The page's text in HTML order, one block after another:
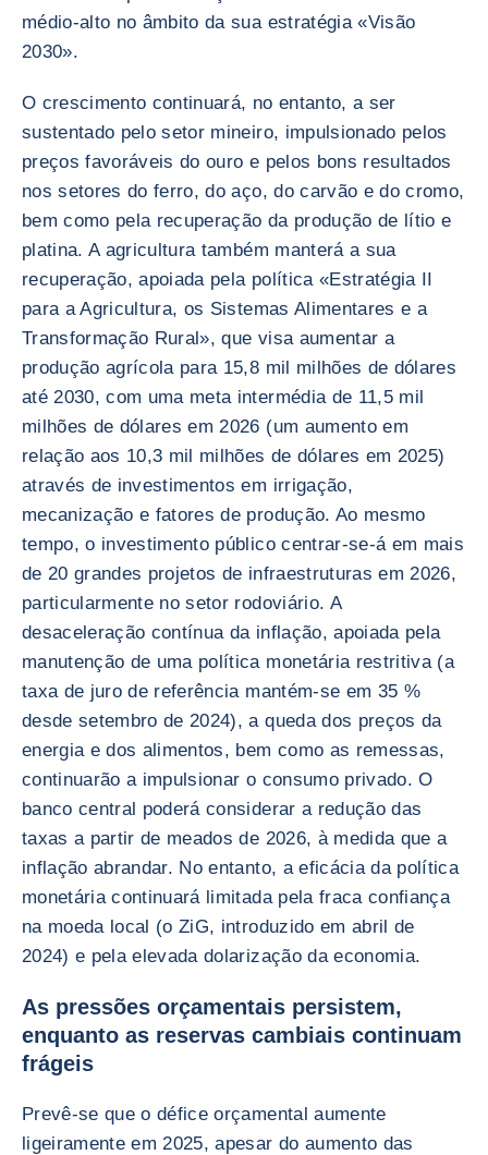
médio-alto no âmbito da sua estratégia «Visão
2030».
O crescimento continuará, no entanto, a ser
sustentado pelo setor mineiro, impulsionado pelos
preços favoráveis do ouro e pelos bons resultados
nos setores do ferro, do aço, do carvão e do cromo,
bem como pela recuperação da produção de lítio e
platina. A agricultura também manterá a sua
recuperação, apoiada pela política «Estratégia II
para a Agricultura, os Sistemas Alimentares e a
Transformação Rural», que visa aumentar a
produção agrícola para 15,8 mil milhões de dólares
até 2030, com uma meta intermédia de 11,5 mil
milhões de dólares em 2026 (um aumento em
relação aos 10,3 mil milhões de dólares em 2025)
através de investimentos em irrigação,
mecanização e fatores de produção. Ao mesmo
tempo, o investimento público centrar-se-á em mais
de 20 grandes projetos de infraestruturas em 2026,
particularmente no setor rodoviário. A
desaceleração contínua da inflação, apoiada pela
manutenção de uma política monetária restritiva (a
taxa de juro de referência mantém-se em 35 %
desde setembro de 2024), a queda dos preços da
energia e dos alimentos, bem como as remessas,
continuarão a impulsionar o consumo privado. O
banco central poderá considerar a redução das
taxas a partir de meados de 2026, à medida que a
inflação abrandar. No entanto, a eficácia da política
monetária continuará limitada pela fraca confiança
na moeda local (o ZiG, introduzido em abril de
2024) e pela elevada dolarização da economia.
As pressões orçamentais persistem,
enquanto as reservas cambiais continuam
frágeis
Prevê-se que o défice orçamental aumente
ligeiramente em 2025, apesar do aumento das